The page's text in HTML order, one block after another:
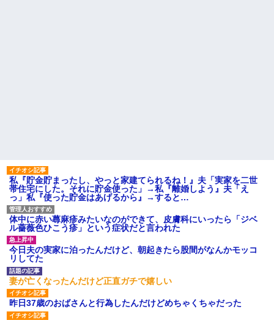
【GIF】JSのカンチョーワロ
タ
後続車にクラクションを鳴ら
され彼氏が逆切れ。「何クラク
ション鳴らしてんだ！降りてこ
いよ！」と怒鳴りだし...
【衝撃】報酬100万円超の治験
募集がこちらｗｗｗｗｗ(※画像
あり)
【ネット騒然】惨殺されたタ
ワマン頂き女子のこの動画、す
げえええええｗｗｗｗｗｗｗｗ
ｗｗｗ
【愕然】白のクラウン俺氏、
高速道路左車線を制限速度で走
った結果wwwwwwwwwwww
私『貯金貯まったし、やっと家建てられるね！』夫「実家を二世
帯住宅にした。それに貯金使った」→私『離婚しよう』夫「え
っ」私『使った貯金はあげるから』→すると…
体中に赤い蕁麻疹みたいなのができて、皮膚科にいったら「ジベ
ル薔薇色ひこう疹」という症状だと言われた
今日夫の実家に泊ったんだけど、朝起きたら股間がなんかモッコ
リしてた
妻が亡くなったんだけど正直ガチで嬉しい
昨日37歳のおばさんと行為したんだけどめちゃくちゃだった